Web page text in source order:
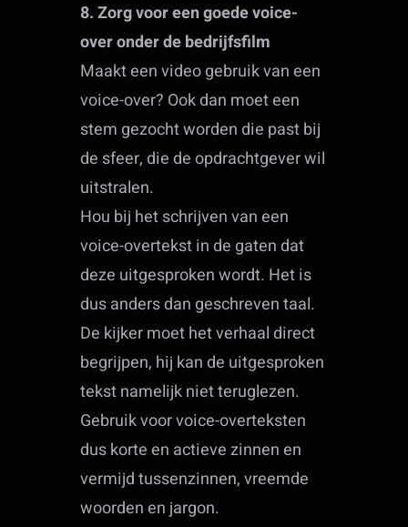
8. Zorg voor een goede voice-
over onder de bedrijfsfilm
Maakt een video gebruik van een
voice-over? Ook dan moet een
stem gezocht worden die past bij
de sfeer, die de opdrachtgever wil
uitstralen.
Hou bij het schrijven van een
voice-overtekst in de gaten dat
deze uitgesproken wordt. Het is
dus anders dan geschreven taal.
De kijker moet het verhaal direct
begrijpen, hij kan de uitgesproken
tekst namelijk niet teruglezen.
Gebruik voor voice-overteksten
dus korte en actieve zinnen en
vermijd tussenzinnen, vreemde
woorden en jargon.